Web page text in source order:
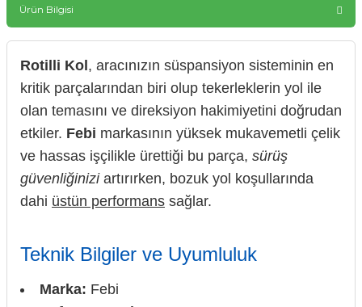
Ürün Bilgisi
Rotilli Kol, aracınızın süspansiyon sisteminin en
kritik parçalarından biri olup tekerleklerin yol ile
olan temasını ve direksiyon hakimiyetini doğrudan
etkiler. Febi markasının yüksek mukavemetli çelik
ve hassas işçilikle ürettiği bu parça, sürüş
güvenliğiniziartırırken, bozuk yol koşullarında
dahi üstün performans sağlar.
Teknik Bilgiler ve Uyumluluk
Marka: Febi